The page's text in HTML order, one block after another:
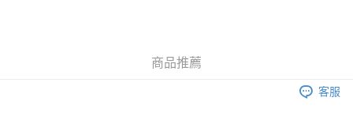
商品推薦
客服